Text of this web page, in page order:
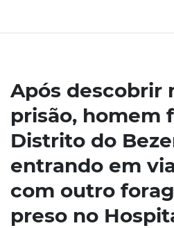
Após descobrir
prisão, homem
Distrito do
entrando em
com outro
preso no